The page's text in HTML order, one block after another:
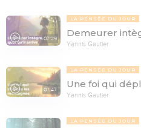
07:29
LA PENSÉE DU JOUR
Demeurer
Yannis Gautier
07:47
LA PENSÉE DU JOUR
Une foi qui
Yannis Gautier
LA PENSÉE DU JOUR